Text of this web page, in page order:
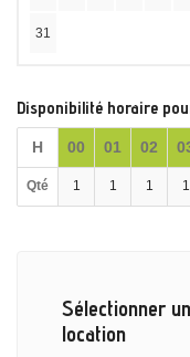
31
Disponibilité horaire
H 00 01 02
Qté 1 1 1 1
Sélectionner
location